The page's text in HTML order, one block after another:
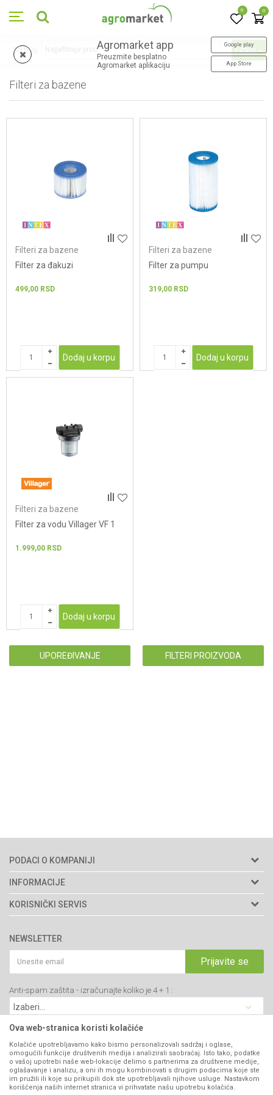
0 0
Agromarket app
Preuzmite besplatno
Agromarket aplikaciju
Google play
App Store
Filteri za bazene
Sortiraj Filteri
Filteri za bazene
Filter za đakuzi
499,00 RSD
Dodaj u korpu
Filteri za bazene
Filter za pumpu
319,00 RSD
Dodaj u korpu
Filteri za bazene
Filter za vodu Villager VF 1
1.999,00 RSD
Dodaj u korpu
UPOREĐIVANJE FILTERI PROIZVODA
PODACI O KOMPANIJI
Agromarket doo
Adresa: Kraljevačkog bataljona 235/2
34000 Kragujevac, Srbija
webshop@agromarket.rs
PIB: 102135221
Matični broj: 07593252
INFORMACIJE
O nama
Prodavnice
Brendovi
Katalozi
Blog
Najčešća pitanja
KORISNIČKI SERVIS
Politika privatnosti
Kako kupiti
Isporuka
Click & Collect
Načini plaćanja
Plaćanje karticama
Web kredit Raiffeisen banke
Pravo na odustajanje
Reklamacije
NEWSLETTER
Prijavite se
Anti-spam zaštita - izračunajte koliko je 4 + 1 :
VIBER I SMS NEWSLETTER
Prijavite se
Ova web-stranica koristi kolačiće
Kolačiće upotrebljavamo kako bismo personalizovali sadržaj i oglase,
omogućili funkcije društvenih medija i analizirali saobraćaj. Isto tako, podatke
o vašoj upotrebi naše web-lokacije delimo s partnerima za društvene medije,
oglašavanje i analizu, a oni ih mogu kombinovati s drugim podacima koje ste
im pružili ili koje su prikupili dok ste upotrebljavali njihove usluge. Nastavkom
korišćenja naših internet stranica vi prihvatate našu upotrebu kolačića.